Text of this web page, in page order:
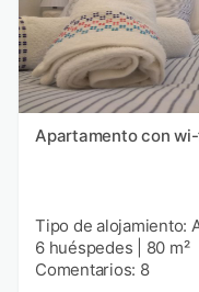
Apartamento con
Tipo de alojamiento:
6 huéspedes
80 m²
Comentarios: 8